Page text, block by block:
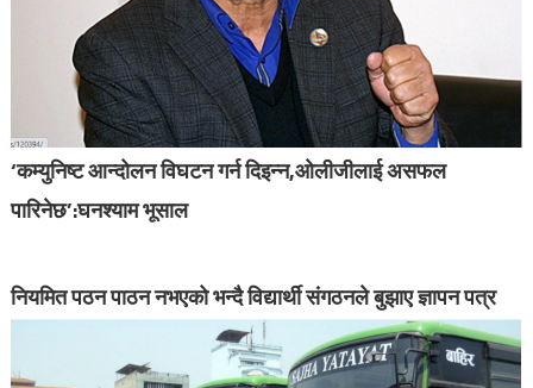
‘कम्युनिष्ट आन्दोलन विघटन गर्न दिइन्न,ओलीजीलाई असफल
पारिनेछ’:घनश्याम भूसाल
नियमित पठन पाठन नभएको भन्दै विद्यार्थी संगठनले बुझाए ज्ञापन पत्र